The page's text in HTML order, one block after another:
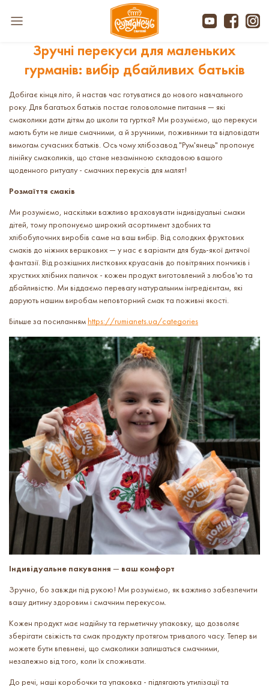
Зручні перекуси для маленьких
гурманів: вибір дбайливих батьків
Добігає кінця літо, й настав час готуватися до нового навчального
року. Для багатьох батьків постає головоломне питання — які
смаколики дати дітям до школи та гуртка? Ми розуміємо, що перекуси
мають бути не лише смачними, а й зручними, поживними та відповідати
вимогам сучасних батьків. Ось чому хлібозавод "Рум'янець" пропонує
лінійку смаколиків, що стане незамінною складовою вашого
щоденного ритуалу - смачних перекусів для малят!
Розмаїття смаків
Ми розуміємо, наскільки важливо враховувати індивідуальні смаки
дітей, тому пропонуємо широкий асортимент здобних та
хлібобулочних виробів саме на ваш вибір. Від солодких фруктових
смаків до ніжних вершкових — у нас є варіанти для будь-якої дитячої
фантазії. Від розкішних листкових круасанів до повітряних пончиків і
хрустких хлібних паличок - кожен продукт виготовлений з любов'ю та
дбайливістю. Ми віддаємо перевагу натуральним інгредієнтам, які
дарують нашим виробам неповторний смак та поживні якості.
Більше за посиланням https://rumianets.ua/categories
Індивідуальне пакування — ваш комфорт
Зручно, бо завжди під рукою! Ми розуміємо, як важливо забезпечити
вашу дитину здоровим і смачним перекусом.
Кожен продукт має надійну та герметичну упаковку, що дозволяє
зберігати свіжість та смак продукту протягом тривалого часу. Тепер ви
можете бути впевнені, що смаколики залишаться смачними,
незалежно від того, коли їх споживати.
До речі, наші коробочки та упаковка - підлягають утилізації та